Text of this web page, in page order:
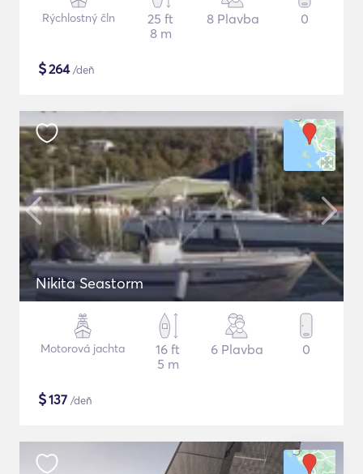
Rýchlostný čln
25 ft
8 m
8 Plavba 0
$264/deň
Nikita Seastorm
Motorová jachta
16 ft
5 m
6 Plavba 0
$137 /deň